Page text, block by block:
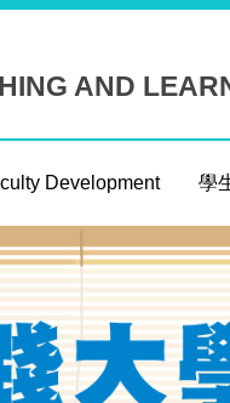
AND
Development 學